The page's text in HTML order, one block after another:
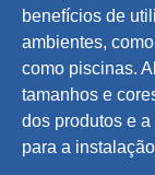
benefícios de
ambientes,
como piscinas.
tamanhos e
dos produtos e
para a